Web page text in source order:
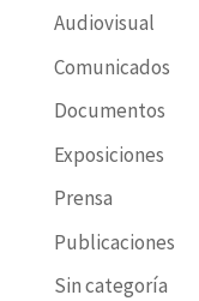
Audiovisual
Comunicados
Documentos
Exposiciones
Prensa
Publicaciones
Sin categoría